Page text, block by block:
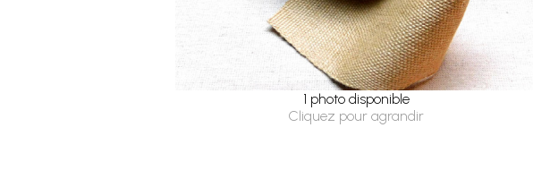
1 photo disponible
Cliquez pour agrandir